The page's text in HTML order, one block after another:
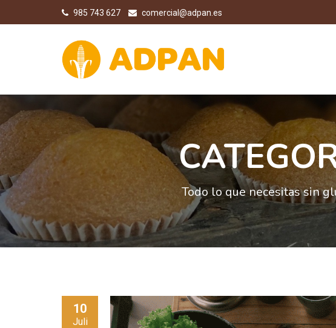
985 743 627 comercial@adpan.es
10
Juli